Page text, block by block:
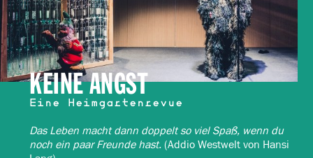
KEINE ANGST
Eine Heimgartenrevue
Das Leben macht dann doppelt so viel Spaß, wenn du
noch ein paar Freunde hast.(Addio Westwelt von Hansi